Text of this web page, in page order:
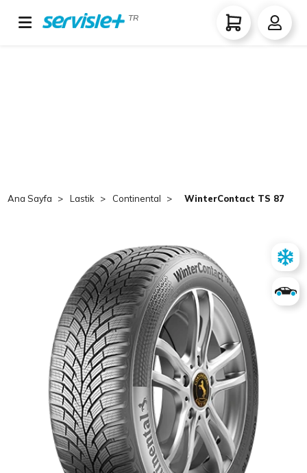
TR
Ana Sayfa Lastik Continental WinterContact TS 870